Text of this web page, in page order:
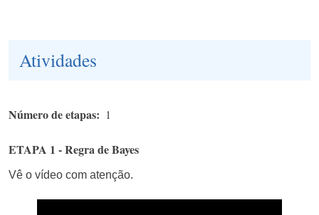
Atividades
Número de etapas 1
ETAPA 1 - Regra de Bayes
Vê o vídeo com atenção.